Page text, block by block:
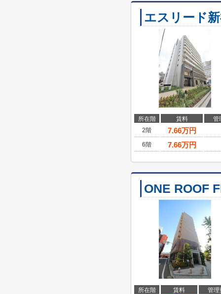
エスリード
所在階 賃料
管
2階
7.66万円
6階 7.66万円
ONE ROOF
所在階 賃料
管理